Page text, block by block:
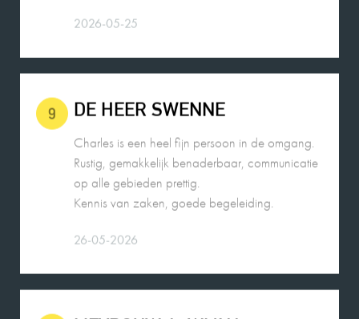
Charles is een heel fijn persoon in de omgang.
Rustig, gemakkelijk benaderbaar, communicatie
op alle gebieden prettig.
Kennis van zaken, goede begeleiding.